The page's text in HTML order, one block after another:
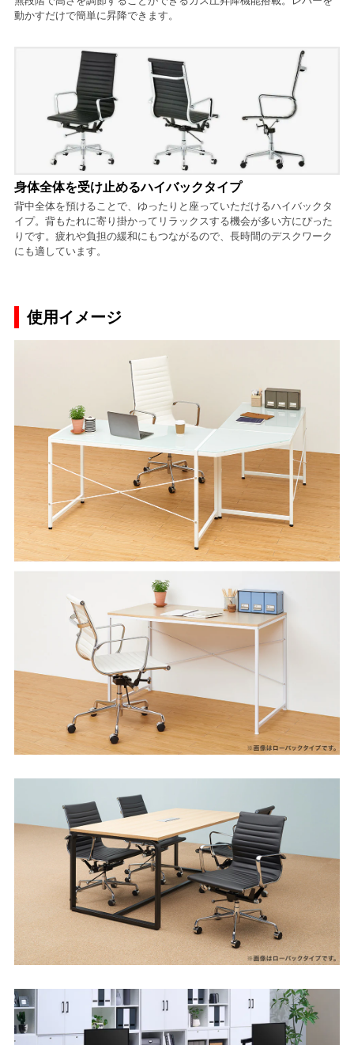
動かすだけで簡単に昇降できます。
身体全体を受け止めるハイバックタイプ
背中全体を預けることで、ゆったりと座っていただけるハイバックタ
イプ。背もたれに寄り掛かってリラックスする機会が多い方にぴった
りです。疲れや負担の緩和にもつながるので、長時間のデスクワーク
にも適しています。
使用イメージ